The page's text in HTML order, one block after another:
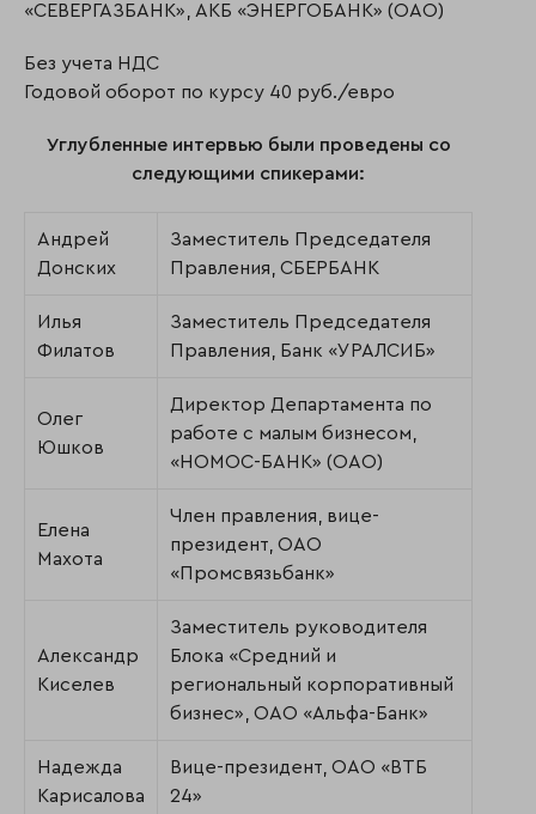
«СЕВЕРГАЗБАНК», АКБ «ЭНЕРГОБАНК» (ОАО)
Без учета НДС
Годовой оборот по курсу 40 руб./евро
Углубленные интервью были проведены со
следующими спикерами:
Андрей
Донских
Заместитель Председателя
Правления, СБЕРБАНК
Илья
Филатов
Заместитель Председателя
Правления, Банк «УРАЛСИБ»
Олег
Юшков
Директор Департамента по
работе с малым бизнесом,
«НОМОС-БАНК» (ОАО)
Елена
Махота
Член правления, вице-
президент, ОАО
«Промсвязьбанк»
Александр
Киселев
Заместитель руководителя
Блока «Средний и
региональный корпоративный
бизнес», ОАО «Альфа-Банк»
Надежда
Карисалова
Вице-президент, ОАО «ВТБ
24»